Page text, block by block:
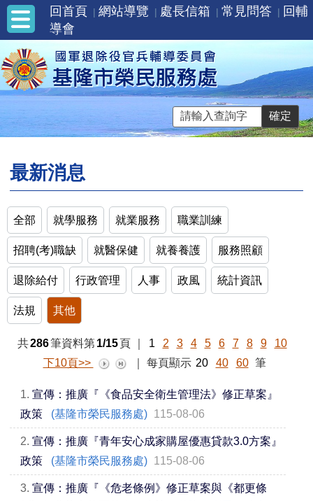
回首頁 網站導覽 處長信箱 常見問答
回輔
導會
最新消息
全部 就學服務 就業服務 職業訓練
招聘(考)職缺 就醫保健 就養養護 服務照顧
退除給付 行政管理 人事 政風 統計資訊
法規 其他
共286筆資料第 1/15 頁 1 2 3 4 5 6 7 8 9
10
下10頁>>
每頁顯示 20 40 60 筆
1. 宣傳：推廣『《食品安全衛生管理法》修正草案』
政策
(基隆市榮民服務處) 115-08-06
2. 宣傳：推廣『青年安心成家購屋優惠貸款3.0方案』
政策
(基隆市榮民服務處) 115-08-06
3. 宣傳：推廣『《危老條例》修正草案與《都更條